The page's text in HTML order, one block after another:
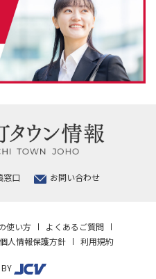
窓口 お問い合わせ
使い方
よくあるご質問
個人情報保護方針 利用規約